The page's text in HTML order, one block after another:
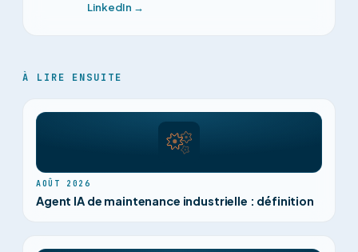
LinkedIn →
À LIRE ENSUITE
AOÛT 2026
Agent IA de maintenance industrielle : définition